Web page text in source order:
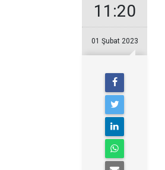
11:20
01 Şubat 2023